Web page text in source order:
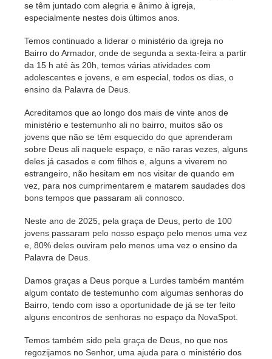
se têm juntado com alegria e ânimo à igreja,
especialmente nestes dois últimos anos.
Temos continuado a liderar o ministério da igreja no
Bairro do Armador, onde de segunda a sexta-feira a partir
da 15 h até às 20h, temos várias atividades com
adolescentes e jovens, e em especial, todos os dias, o
ensino da Palavra de Deus.
Acreditamos que ao longo dos mais de vinte anos de
ministério e testemunho ali no bairro, muitos são os
jovens que não se têm esquecido do que aprenderam
sobre Deus ali naquele espaço, e não raras vezes, alguns
deles já casados e com filhos e, alguns a viverem no
estrangeiro, não hesitam em nos visitar de quando em
vez, para nos cumprimentarem e matarem saudades dos
bons tempos que passaram ali connosco.
Neste ano de 2025, pela graça de Deus, perto de 100
jovens passaram pelo nosso espaço pelo menos uma vez
e, 80% deles ouviram pelo menos uma vez o ensino da
Palavra de Deus.
Damos graças a Deus porque a Lurdes também mantém
algum contato de testemunho com algumas senhoras do
Bairro, tendo com isso a oportunidade de já se ter feito
alguns encontros de senhoras no espaço da NovaSpot.
Temos também sido pela graça de Deus, no que nos
regozijamos no Senhor, uma ajuda para o ministério dos